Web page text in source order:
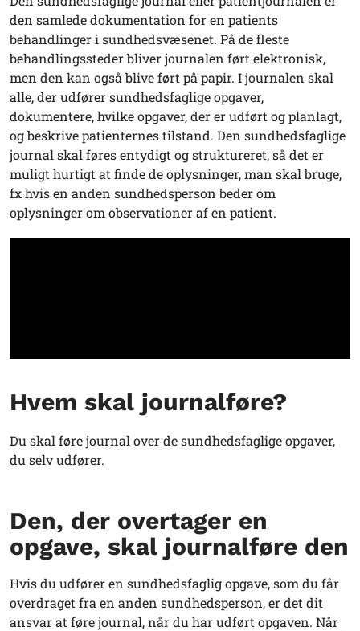
den samlede dokumentation for en patients
behandlinger i sundhedsvæsenet. På de fleste
behandlingssteder bliver journalen ført elektronisk,
men den kan også blive ført på papir. I journalen skal
alle, der udfører sundhedsfaglige opgaver,
dokumentere, hvilke opgaver, der er udført og planlagt,
og beskrive patienternes tilstand. Den sundhedsfaglige
journal skal føres entydigt og struktureret, så det er
muligt hurtigt at finde de oplysninger, man skal bruge,
fx hvis en anden sundhedsperson beder om
oplysninger om observationer af en patient.
Hvem skal journalføre?
Du skal føre journal over de sundhedsfaglige opgaver,
du selv udfører.
Den, der overtager en
opgave, skal journalføre den
Hvis du udfører en sundhedsfaglig opgave, som du får
overdraget fra en anden sundhedsperson, er det dit
ansvar at føre journal, når du har udført opgaven. Når